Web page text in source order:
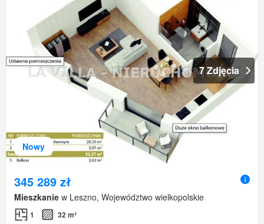
Nowy
7 Zdjęcia
345 289 zł
Mieszkanie w Leszno, Województwo wielkopolskie
1
32 m²